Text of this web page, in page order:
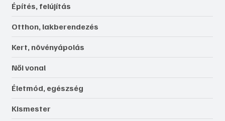
Építés, felújítás
Otthon, lakberendezés
Kert, növényápolás
Női vonal
Életmód, egészség
Kismester